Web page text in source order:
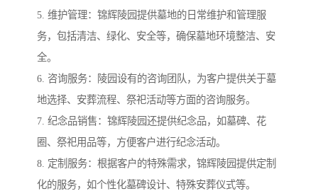
5. 维护管理：锦辉陵园提供墓地的日常维护和管理服
务，包括清洁、绿化、安全等，确保墓地环境整洁、安
全。
6. 咨询服务：陵园设有的咨询团队，为客户提供关于墓
地选择、安葬流程、祭祀活动等方面的咨询服务。
7. 纪念品销售：锦辉陵园还提供纪念品，如墓碑、花
圈、祭祀用品等，方便客户进行纪念活动。
8. 定制服务：根据客户的特殊需求，锦辉陵园提供定制
化的服务，如个性化墓碑设计、特殊安葬仪式等。